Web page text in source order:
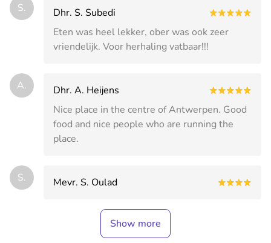
S.
Dhr. S. Subedi
Eten was heel lekker, ober was ook zeer
vriendelijk. Voor herhaling vatbaar!!!
A.
Dhr. A. Heijens
Nice place in the centre of Antwerpen. Good
food and nice people who are running the
place.
S. Mevr. S. Oulad
Show more